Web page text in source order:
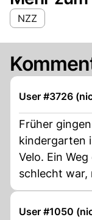
NZZ
User #3726
Früher
kindergarten
Velo. Ein
schlecht war,
Fuss! Was ist
Menschen?
User #1050